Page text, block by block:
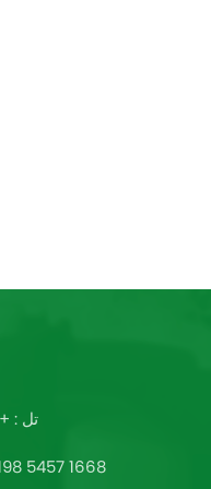
تل : +86 20 8968 8616
5457 1668